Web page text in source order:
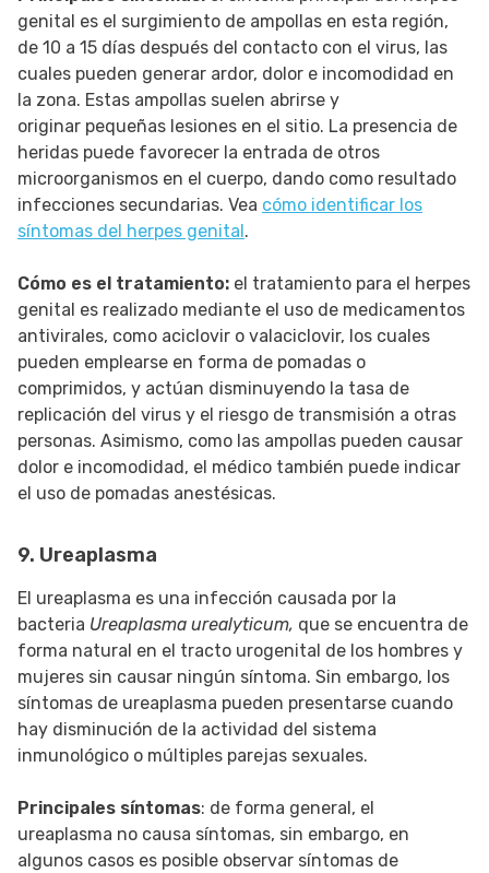
genital es el surgimiento de ampollas en esta región,
de 10 a 15 días después del contacto con el virus, las
cuales pueden generar ardor, dolor e incomodidad en
la zona. Estas ampollas suelen abrirse y
originar pequeñas lesiones en el sitio. La presencia de
heridas puede favorecer la entrada de otros
microorganismos en el cuerpo, dando como resultado
infecciones secundarias. Vea cómo identificar los
síntomas del herpes genital.
Cómo es el tratamiento: el tratamiento para el herpes
genital es realizado mediante el uso de medicamentos
antivirales, como aciclovir o valaciclovir, los cuales
pueden emplearse en forma de pomadas o
comprimidos, y actúan disminuyendo la tasa de
replicación del virus y el riesgo de transmisión a otras
personas. Asimismo, como las ampollas pueden causar
dolor e incomodidad, el médico también puede indicar
el uso de pomadas anestésicas.
9. Ureaplasma
El ureaplasma es una infección causada por la
bacteria Ureaplasma urealyticum, que se encuentra de
forma natural en el tracto urogenital de los hombres y
mujeres sin causar ningún síntoma. Sin embargo, los
síntomas de ureaplasma pueden presentarse cuando
hay disminución de la actividad del sistema
inmunológico o múltiples parejas sexuales.
Principales síntomas: de forma general, el
ureaplasma no causa síntomas, sin embargo, en
algunos casos es posible observar síntomas de